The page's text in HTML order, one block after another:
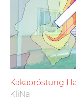
Kakaoröstung
KliNa